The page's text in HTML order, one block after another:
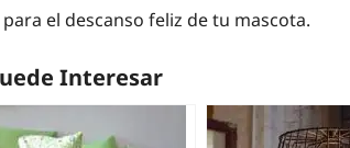
el descanso feliz de tu mascota.
Interesar